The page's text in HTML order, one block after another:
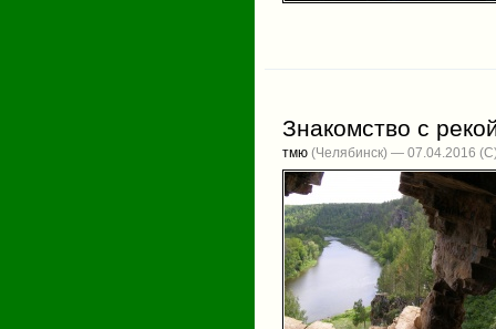
Знакомство с
тмю (Челябинск) — 07.04.2016